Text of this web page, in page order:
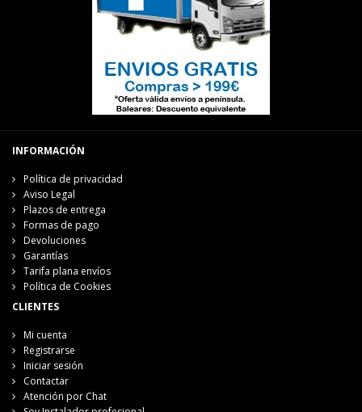
INFORMACIÓN
Política de privacidad
Aviso Legal
Plazos de entrega
Formas de pago
Devoluciones
Garantías
Tarifa plana envíos
Política de Cookies
CLIENTES
Mi cuenta
Registrarse
Iniciar sesión
Contactar
Atención por Chat